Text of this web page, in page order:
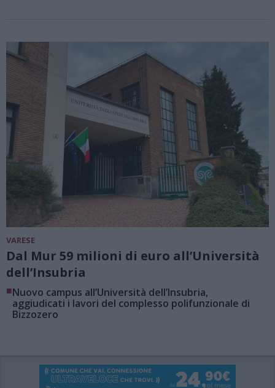
VARESE
Dal Mur 59 milioni di euro all’Università
dell’Insubria
■Nuovo campus all’Università dell’Insubria,
aggiudicati i lavori del complesso polifunzionale di
Bizzozero